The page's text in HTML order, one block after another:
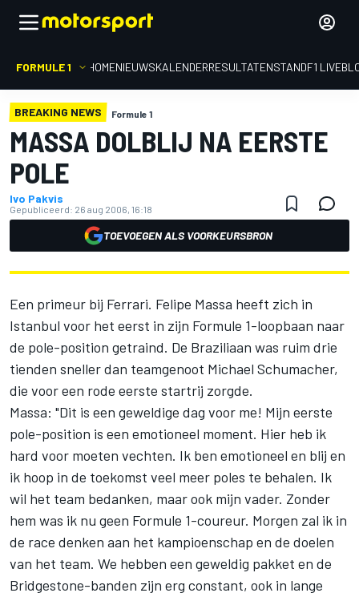
FORMULE 1 HOMENIEUWSKALENDERRESULTATENSTANDF1
BREAKING NEWS Formule 1
MASSA DOLBLIJ NA EERSTE
POLE
Ivo Pakvis
Gepubliceerd: 26 aug 2006, 16:18
TOEVOEGEN ALS VOORKEURSBRON
Een primeur bij Ferrari. Felipe Massa heeft zich in
Istanbul voor het eerst in zijn Formule 1-loopbaan naar
de pole-position getraind. De Braziliaan was ruim drie
tienden sneller dan teamgenoot Michael Schumacher,
die voor een rode eerste startrij zorgde.
Massa: "Dit is een geweldige dag voor me! Mijn eerste
pole-position is een emotioneel moment. Hier heb ik
hard voor moeten vechten. Ik ben emotioneel en blij en
ik hoop in de toekomst veel meer poles te behalen. Ik
wil het team bedanken, maar ook mijn vader. Zonder
hem was ik nu geen Formule 1-coureur. Morgen zal ik in
de race denken aan het kampioenschap en de doelen
van het team. We hebben een geweldig pakket en de
Bridgestone-banden zijn erg constant, ook in lange